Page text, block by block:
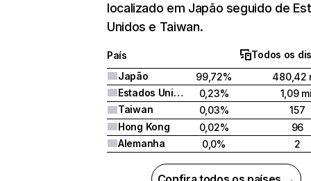
localizado em Japão seguido de
Unidos e Taiwan.
País
Todos os
Japão
99,72%
480,42
Estados Unidos
0,23%
1,09
Taiwan
0,03%
157
Hong Kong
0,02%
96
Alemanha
0,0% 2